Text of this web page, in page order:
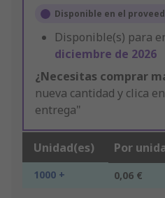
Disponible en el
Disponible(s) para
diciembre de 2026
¿Necesitas comprar
nueva cantidad y clica
entrega"
Unidad(es) Por
1000 + 0,06 €